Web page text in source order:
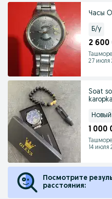
Часы
Б/у
2 600
Ташморе
27 июля
Soat
Новый
1 000
Ташморе
14 июля
Посмотрите
расстояния: